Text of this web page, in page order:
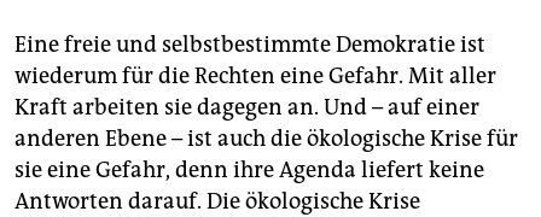
Eine freie und selbstbestimmte Demokratie ist
wiederum für die Rechten eine Gefahr. Mit aller
Kraft arbeiten sie dagegen an. Und – auf einer
anderen Ebene – ist auch die ökologische Krise für
sie eine Gefahr, denn ihre Agenda liefert keine
Antworten darauf. Die ökologische Krise